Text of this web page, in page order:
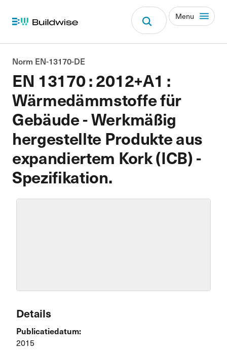
Menu
EN 13170 : 2012+A1 :
Wärmedämmstoffe für
Gebäude - Werkmäßig
hergestellte Produkte aus
expandiertem Kork (ICB) -
Spezifikation.
Norm EN-13170-DE
Details
Publicatiedatum:
2015